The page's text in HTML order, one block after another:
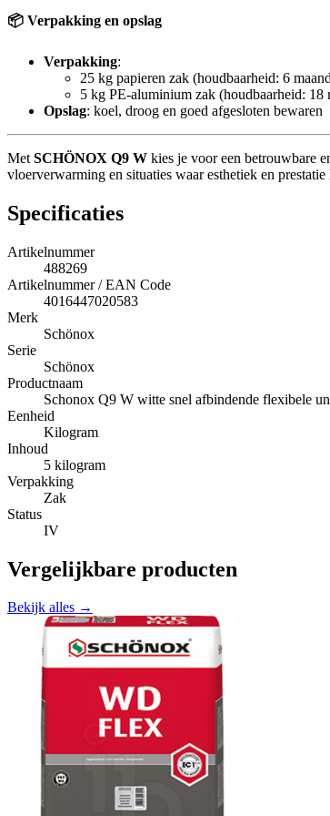
📦 Verpakking en opslag
Verpakking:
25 kg papieren zak (houdbaarheid: 6
5 kg PE-aluminium zak (houdbaarheid: 18
Opslag: koel, droog en goed afgesloten bewaren
Met SCHÖNOX Q9 W kies je voor een betrouwbare
vloerverwarming en situaties waar esthetiek en
Specificaties
Artikelnummer
488269
Artikelnummer / EAN Code
4016447020583
Merk
Schönox
Serie
Schönox
Productnaam
Schonox Q9 W witte snel afbindende flexibele
Eenheid
Kilogram
Inhoud
5 kilogram
Verpakking
Zak
Status
IV
Vergelijkbare producten
Bekijk alles →